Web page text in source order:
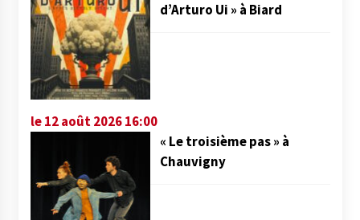
d’Arturo Ui » à Biard
le 12 août 2026 16:00
« Le troisième pas » à
Chauvigny